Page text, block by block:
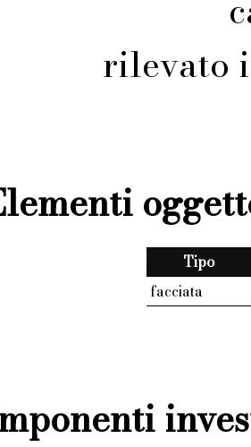
rilevato
Tipo
facciata